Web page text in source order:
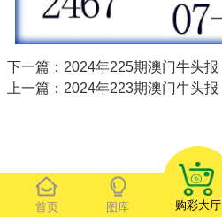
首页 图库 购彩大厅
下一篇：2024年225期澳门牛头报
上一篇：2024年223期澳门牛头报